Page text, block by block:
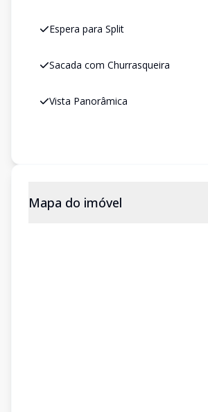
Espera para Split
Sacada com Churrasqueira
Vista Panorâmica
Mapa do imóvel